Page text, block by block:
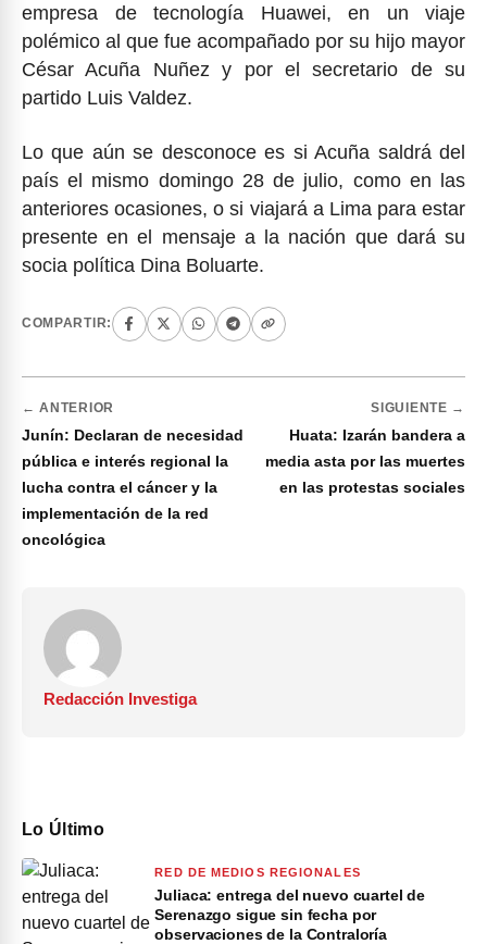
empresa de tecnología Huawei, en un viaje
polémico al que fue acompañado por su hijo mayor
César Acuña Nuñez y por el secretario de su
partido Luis Valdez.
Lo que aún se desconoce es si Acuña saldrá del
país el mismo domingo 28 de julio, como en las
anteriores ocasiones, o si viajará a Lima para estar
presente en el mensaje a la nación que dará su
socia política Dina Boluarte.
COMPARTIR:
← ANTERIOR
Junín: Declaran de necesidad
pública e interés regional la
lucha contra el cáncer y la
implementación de la red
oncológica
SIGUIENTE →
Huata: Izarán bandera a
media asta por las muertes
en las protestas sociales
Redacción Investiga
Lo Último
RED DE MEDIOS REGIONALES
Juliaca: entrega del nuevo cuartel de
Serenazgo sigue sin fecha por
observaciones de la Contraloría